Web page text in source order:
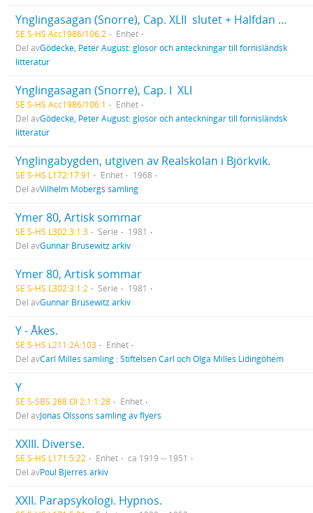
Ynglingasagan (Snorre), Cap. XLII  slutet + Halfdan Svartes Saga + Harald Hårfagres saga, Cap. I  XIV
SE S-HS Acc1986/106:2
Enhet
Del avGödecke, Peter August: glosor och anteckningar till fornisländsk
litteratur
Ynglingasagan (Snorre), Cap. I  XLI
SE S-HS Acc1986/106:1
Enhet
Del avGödecke, Peter August: glosor och anteckningar till fornisländsk
litteratur
Ynglingabygden, utgiven av Realskolan i Björkvik.
SE S-HS L172:17:91 Enhet
1968
Del avVilhelm Mobergs samling
Ymer 80, Artisk sommar
SE S-HS L302:3:1:3 Serie
1981
Del avGunnar Brusewitz arkiv
Ymer 80, Artisk sommar
SE S-HS L302:3:1:2 Serie
1981
Del avGunnar Brusewitz arkiv
Y - Åkes.
SE S-HS L211:2A:103
Enhet
Del avCarl Milles samling : Stiftelsen Carl och Olga Milles Lidingöhem
Y
SE S-SBS 288 Ol 2:1:1:28
Enhet
Del avJonas Olssons samling av flyers
XXIII. Diverse.
SE S-HS L171:5:22 Enhet
ca 1919 -- 1951
Del avPoul Bjerres arkiv
XXII. Parapsykologi. Hypnos.